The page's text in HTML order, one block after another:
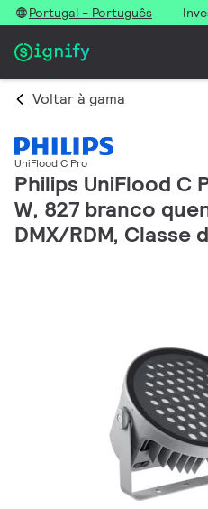
Portugal - Português
Voltar à gama
UniFlood C Pro
Philips UniFlood C
W, 827 branco
DMX/RDM, Classe